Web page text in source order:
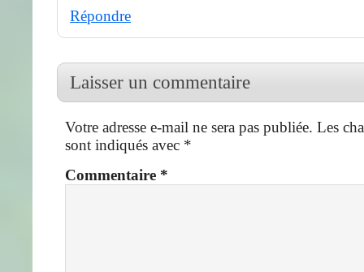
Répondre
Laisser un commentaire
Votre adresse e-mail ne sera pas publiée. Les
sont indiqués avec *
Commentaire *